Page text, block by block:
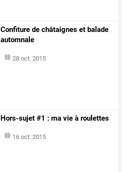
Confiture de châtaignes et balade
automnale
28 oct. 2015
Hors-sujet #1 : ma vie à roulettes
16 oct. 2015